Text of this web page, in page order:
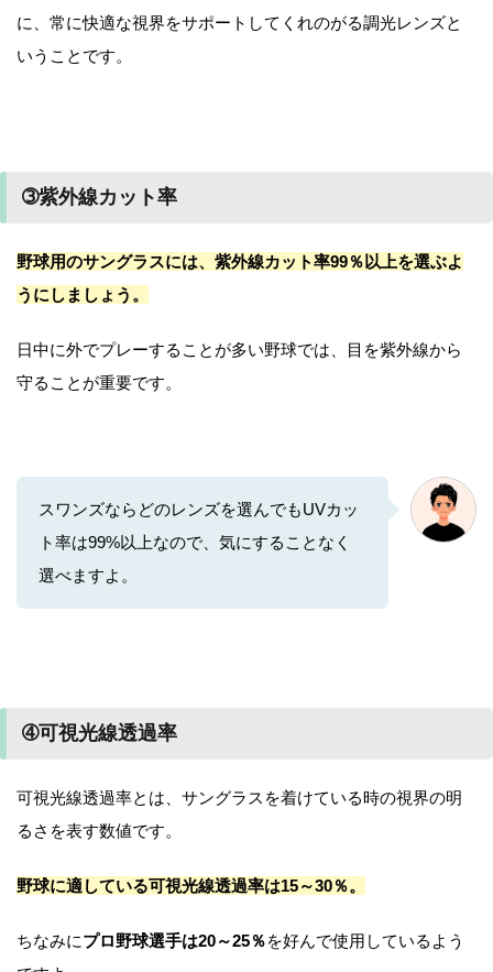
に、常に快適な視界をサポートしてくれのがる調光レンズと
いうことです。
➂紫外線カット率
野球用のサングラスには、紫外線カット率99％以上を選ぶよ
うにしましょう。
日中に外でプレーすることが多い野球では、目を紫外線から
守ることが重要です。
スワンズならどのレンズを選んでもUVカッ
ト率は99%以上なので、気にすることなく
選べますよ。
➃可視光線透過率
可視光線透過率とは、サングラスを着けている時の視界の明
るさを表す数値です。
野球に適している可視光線透過率は15～30％。
ちなみにプロ野球選手は20～25％を好んで使用しているよう